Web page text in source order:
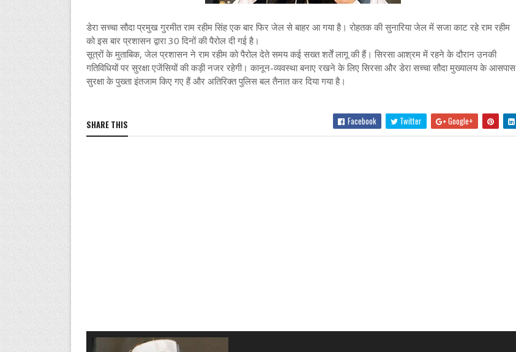
डेरा सच्चा सौदा प्रमुख गुरमीत राम रहीम सिंह एक बार फिर जेल से बाहर आ गया है। रोहतक की सुनारिया जेल में सजा काट रहे राम रहीम
को इस बार प्रशासन द्वारा 30 दिनों की पैरोल दी गई है।
सूत्रों के मुताबिक, जेल प्रशासन ने राम रहीम को पैरोल देते समय कई सख्त शर्तें लागू की हैं। सिरसा आश्रम में रहने के दौरान उनकी
गतिविधियों पर सुरक्षा एजेंसियों की कड़ी नजर रहेगी। कानून-व्यवस्था बनाए रखने के लिए सिरसा और डेरा सच्चा सौदा मुख्यालय के आसपास
सुरक्षा के पुख्ता इंतजाम किए गए हैं और अतिरिक्त पुलिस बल तैनात कर दिया गया है।
SHARE THIS Facebook Twitter Google+